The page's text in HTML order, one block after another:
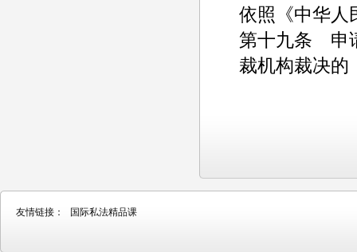
依照《中华人
第十九条 申
裁机构裁决的
友情链接： 国际私法精品课